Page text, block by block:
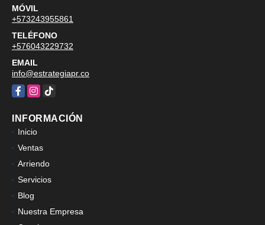
MÓVIL
+573243955861
TELÉFONO
+576043229732
EMAIL
info@estrategiapr.co
Facebook
Instagram
TikTok
INFORMACIÓN
Inicio
Ventas
Arriendo
Servicios
Blog
Nuestra Empresa